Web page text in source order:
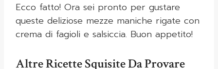
Ecco fatto! Ora sei pronto per gustare
queste deliziose mezze maniche rigate con
crema di fagioli e salsiccia. Buon appetito!
Altre Ricette Squisite Da Provare